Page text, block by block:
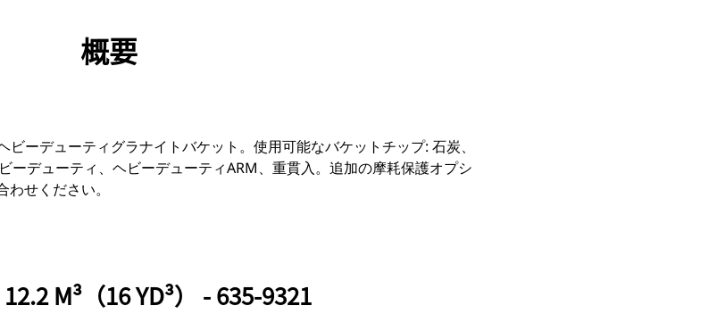
ツアー
概要
ーデューティグラナイトバケット。使用可能なバケットチップ: 石炭、
ーデューティ、ヘビーデューティARM、重貫入。追加の摩耗保護オプシ
せください。
M³（16 YD³） - 635-9321